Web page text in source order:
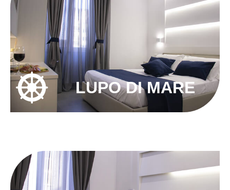
LUPO DI MARE